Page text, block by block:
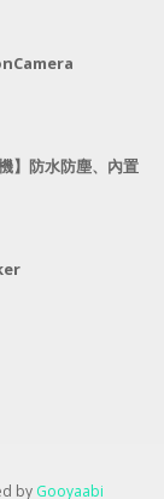
】防水防塵、內置
by Gooyaabi